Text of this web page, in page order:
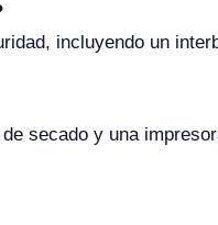
incluyendo un
secado y una